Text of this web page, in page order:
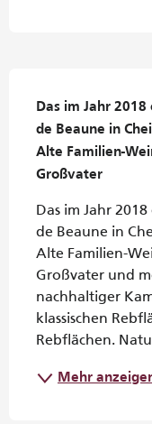
Das im Jahr
de Beaune in
Alte Familien-
Großvater
Das im Jahr
de Beaune in
Alte Familien-
Großvater und
nachhaltiger
klassischen
Rebflächen.
Mehr